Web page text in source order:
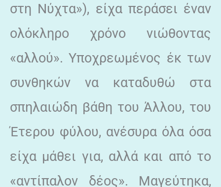
στη Νύχτα»), είχα περάσει έναν
ολόκληρο χρόνο νιώθοντας
«αλλού». Υποχρεωμένος έκ των
συνθηκών να καταδυθώ στα
σπηλαιώδη βάθη του Άλλου, του
Έτερου φύλου, ανέσυρα όλα όσα
είχα μάθει για, αλλά και από το
«αντίπαλον δέος». Μαγεύτηκα,